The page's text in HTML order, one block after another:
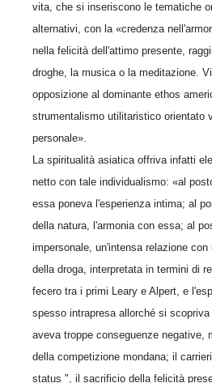
vita, che si inseriscono le tematiche
alternativi, con la «credenza
nella felicità dell'attimo presente,
droghe, la musica o la meditazione.
opposizione al dominante ethos
strumentalismo utilitaristico orientato
personale».
La spiritualità asiatica offriva infatti
netto con tale individualismo: «al
essa poneva l'esperienza intima; al
della natura, l'armonia con essa; al
impersonale, un'intensa relazione
della droga, interpretata in termini di
fecero tra i primi Leary e Alpert, e
spesso intrapresa allorché si
aveva troppe conseguenze negative,
della competizione mondana; il
status ", il sacrificio della felicità